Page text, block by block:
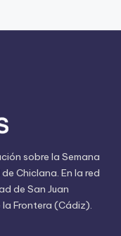
sobre la Semana
Chiclana. En la red
de San Juan
Frontera (Cádiz).